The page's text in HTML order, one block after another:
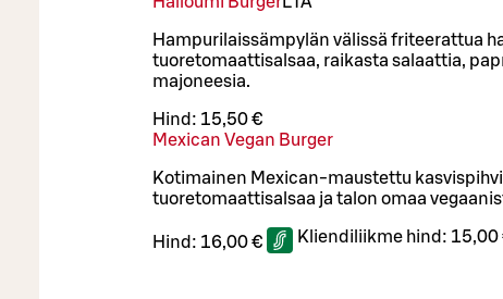
Hampurilaissämpylän välissä friteerattua
tuoretomaattisalsaa, raikasta salaattia,
majoneesia.
Hind: 15,50 €
Mexican Vegan Burger
Kotimainen Mexican-maustettu
tuoretomaattisalsaa ja talon omaa
Hind: 16,00 € Kliendiliikme hind: 15,00